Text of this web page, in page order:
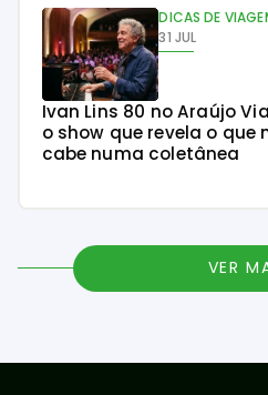
DICAS DE
31 JUL
Ivan Lins 80 no Araújo
o show que revela o que
cabe numa coletânea
VER